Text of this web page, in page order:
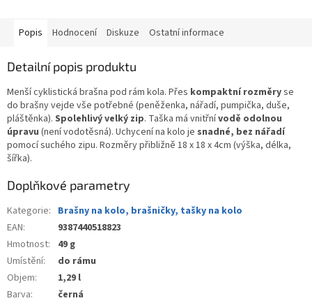
Popis Hodnocení Diskuze Ostatní informace
Detailní popis produktu
Menší cyklistická brašna pod rám kola. Přes kompaktní rozměryse
do brašny vejde vše potřebné (peněženka, nářadí, pumpička, duše,
pláštěnka). Spolehlivý velký zip. Taška má vnitřnívodě odolnou
úpravu (není vodotěsná). Uchycení na kolo je snadné, bez nářadí
pomocí suchého zipu. Rozměry přibližně 18 x 18 x 4cm (výška, délka,
šířka).
Doplňkové parametry
Kategorie: Brašny na kolo, brašničky, tašky na kolo
EAN:
9387440518823
Hmotnost:
49 g
Umístění:
do rámu
Objem:
1,29 l
Barva: černá